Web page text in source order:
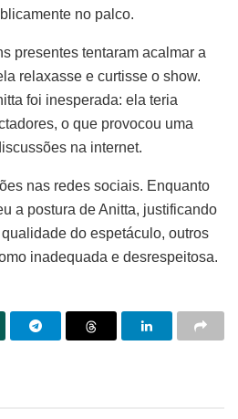
no palco.
presentes tentaram acalmar a
relaxasse e curtisse o show.
foi inesperada: ela teria
o que provocou uma
na internet.
nas redes sociais. Enquanto
a postura de Anitta, justificando
do espetáculo, outros
inadequada e desrespeitosa.